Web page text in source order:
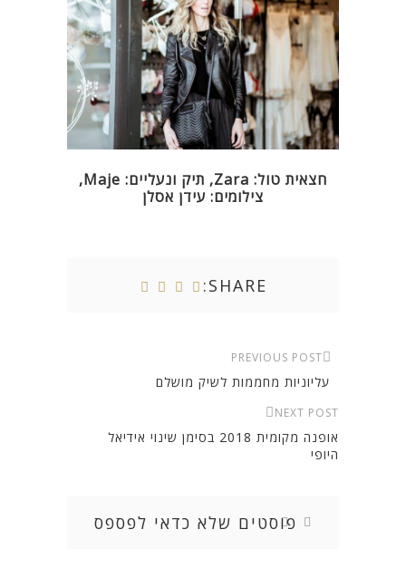
חצאית טול: Zara, תיק ונעליים: Maje,
צילומים: עידן אסלן
SHARE:
PREVIOUS POST
עליוניות מחממות לשיק מושלם
NEXT POST
אופנה מקומית 2018 בסימן שינוי אידיאל
היופי
פוסטים שלא כדאי לפספס